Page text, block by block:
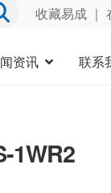
收藏易成｜
资讯 联系
1WR2